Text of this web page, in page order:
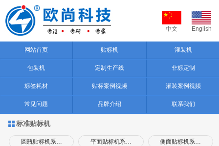
中文 English
网站首页 贴标机 灌装机
包装机 定制生产线 非标定制
标签耗材 贴标案例视频 灌装案例视频
常见问题 品牌介绍 联系我们
 标准贴标机
圆瓶贴标机系… 平面贴标机系… 侧面贴标机系…